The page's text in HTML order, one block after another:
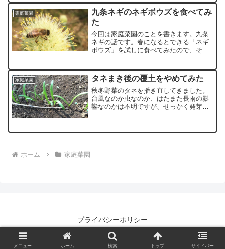
ンすれば良いだけみたいです。乾燥剤が
復活するなど、これまで生き...
家庭菜園
九条ネギのネギボウズを食べてみ
た
今回は家庭菜園のことを書きます。九条
ネギの話です。春になるとできる「ネギ
ボウズ」を試しに食べてみたので、その
家庭菜園 タネまき後の覆土をやめてみた
秋冬野菜のタネを播き直してきました。
台風なのか虫なのか、はたまた長雨の影
響なのかは不明ですが、せっかく発芽し
ました。時期的に見て、これ以降のまき
ホーム 家庭菜園
プライバシーポリシー
© 2018 とうちゃんのブログ.
メニュー ホーム 検索 トップ サイドバー